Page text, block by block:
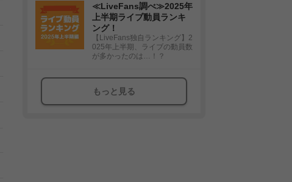
≪LiveFans調べ≫2025年
上半期ライブ動員ランキ
ング！
【LiveFans独自ランキング】2
025年上半期、ライブの動員数
が多かったのは…！？
もっと見る